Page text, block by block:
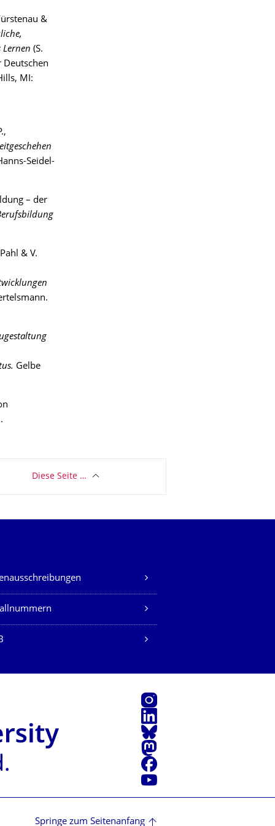
&
(S.
Deutschen
MI:
Seidel-
– der
& V.
Gelbe
Diese Seite …
Instagram
LinkedIn
Bluesky
Mastodon
Facebook
Youtube
Springe zum Seitenanfang